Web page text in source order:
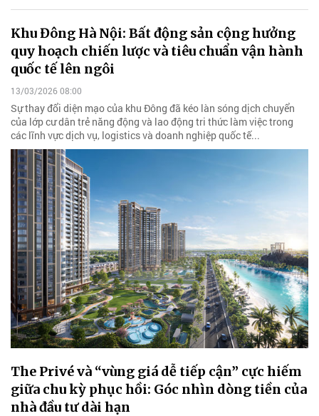
Khu Đông Hà Nội: Bất động sản cộng hưởng
quy hoạch chiến lược và tiêu chuẩn vận hành
quốc tế lên ngôi
13/03/2026 08:00
Sự thay đổi diện mạo của khu Đông đã kéo làn sóng dịch chuyển
của lớp cư dân trẻ năng động và lao động tri thức làm việc trong
các lĩnh vực dịch vụ, logistics và doanh nghiệp quốc tế...
The Privé và “vùng giá dễ tiếp cận” cực hiếm
giữa chu kỳ phục hồi: Góc nhìn dòng tiền của
nhà đầu tư dài hạn